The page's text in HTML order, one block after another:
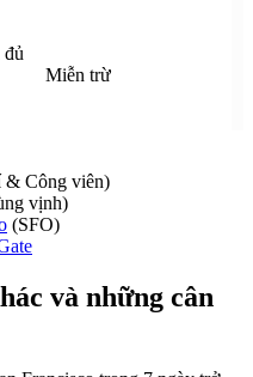
đủ
Miễn trừ
& Công viên)
vịnh)
(SFO)
và những cân